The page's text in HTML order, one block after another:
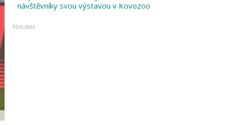
návštěvníky svou výstavou v Kovozoo